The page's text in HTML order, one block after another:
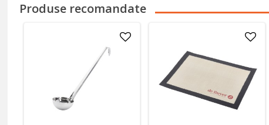
Produse recomandate